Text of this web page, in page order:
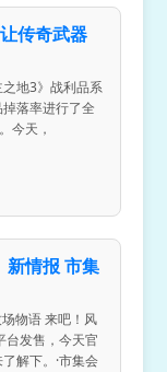
传奇武器
地3》战利品系
落率进行了全
今天，
新情报 市集
物语 来吧！风
台发售，今天官
解下。·市集会